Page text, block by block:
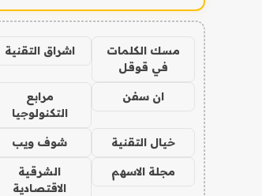
مسك الكلمات
في قوقل
اشراق التقنية
ان سفن
مرابع
التكنولوجيا
خيال التقنية شوف ويب
مجلة الاسهم
الشرقية
الاقتصادية